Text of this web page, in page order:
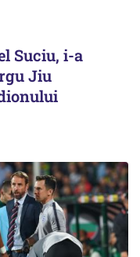
Suciu, i-a
Jiu